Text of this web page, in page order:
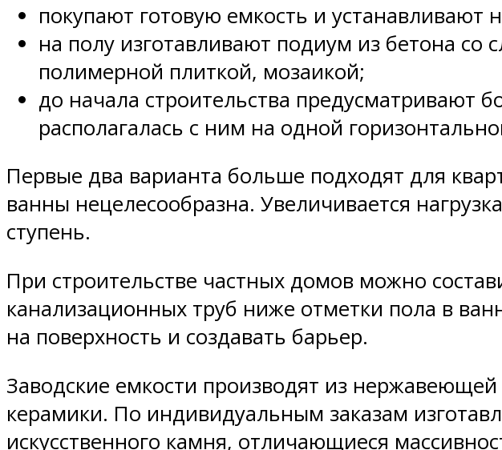
покупают готовую емкость и устанавливают
на полу изготавливают подиум из бетона
полимерной плиткой, мозаикой;
до начала строительства предусматривают
располагалась с ним на одной
Первые два варианта больше подходят для
ванны нецелесообразна. Увеличивается
ступень.
При строительстве частных домов можно
канализационных труб ниже отметки пола в
на поверхность и создавать барьер.
Заводские емкости производят из
керамики. По индивидуальным заказам
искусственного камня, отличающиеся